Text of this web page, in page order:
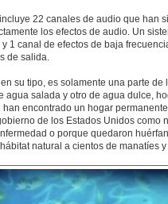
22 canales de audio que han
los efectos de audio. Un
1 canal de efectos de baja
de salida.
su tipo, es solamente una parte
agua salada y otro de agua dulce,
encontrado un hogar
de los Estados Unidos como
o porque quedaron
natural a cientos de manatíes